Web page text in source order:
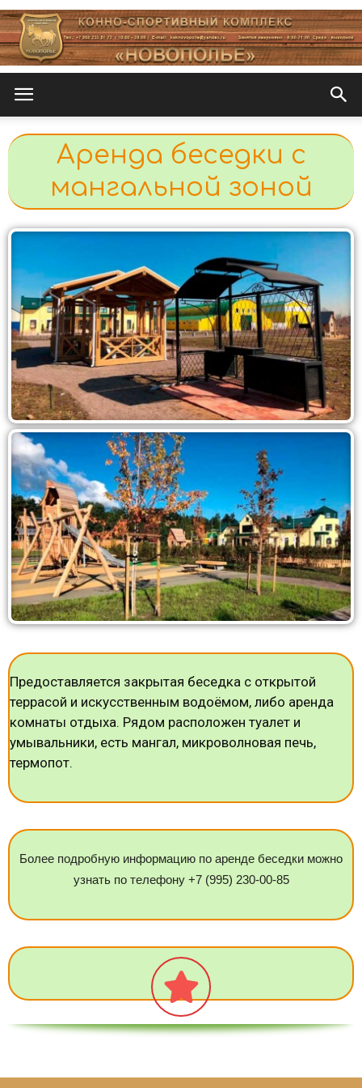
Аренда беседки с
мангальной зоной
Предоставляется закрытая беседка с открытой
террасой и искусственным водоёмом, либо аренда
комнаты отдыха. Рядом расположен туалет и
умывальники, есть мангал, микроволновая печь,
термопот.
Более подробную информацию по аренде беседки можно
узнать по телефону +7 (995) 230-00-85